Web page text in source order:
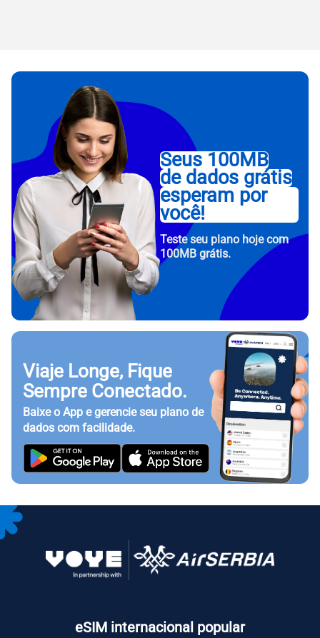
Seus 100MB
de dados grátis
esperam por
você!
Teste seu plano hoje com
100MB grátis.
Viaje Longe, Fique
Sempre Conectado.
Baixe o App e gerencie seu plano de
dados com facilidade.
eSIM internacional popular